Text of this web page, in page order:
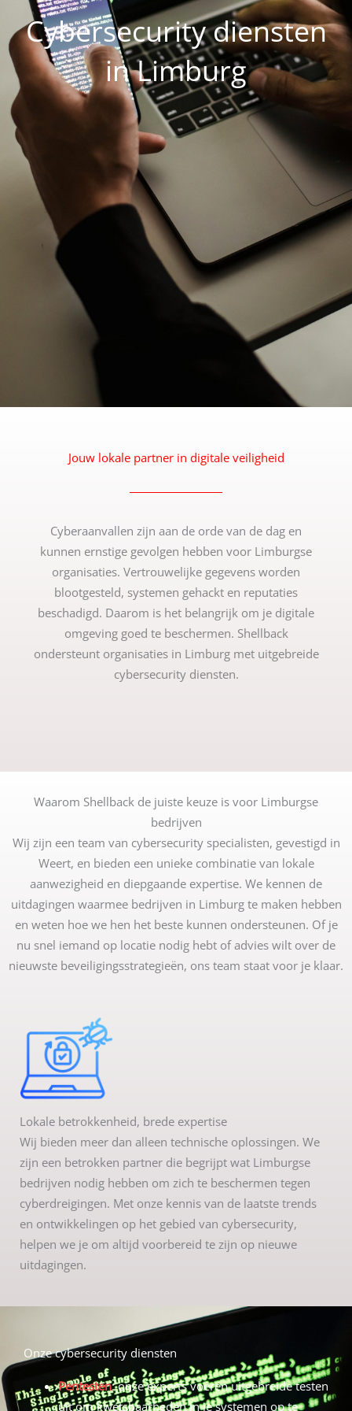
Cybersecurity diensten
in Limburg
Jouw lokale partner in digitale veiligheid
Cyberaanvallen zijn aan de orde van de dag en
kunnen ernstige gevolgen hebben voor Limburgse
organisaties. Vertrouwelijke gegevens worden
blootgesteld, systemen gehackt en reputaties
beschadigd. Daarom is het belangrijk om je digitale
omgeving goed te beschermen. Shellback
ondersteunt organisaties in Limburg met uitgebreide
cybersecurity diensten.
Waarom Shellback de juiste keuze is voor Limburgse
bedrijven
Wij zijn een team van cybersecurity specialisten, gevestigd in
Weert, en bieden een unieke combinatie van lokale
aanwezigheid en diepgaande expertise. We kennen de
uitdagingen waarmee bedrijven in Limburg te maken hebben
en weten hoe we hen het beste kunnen ondersteunen. Of je
nu snel iemand op locatie nodig hebt of advies wilt over de
nieuwste beveiligingsstrategieën, ons team staat voor je klaar.
Lokale betrokkenheid, brede expertise
Wij bieden meer dan alleen technische oplossingen. We
zijn een betrokken partner die begrijpt wat Limburgse
bedrijven nodig hebben om zich te beschermen tegen
cyberdreigingen. Met onze kennis van de laatste trends
en ontwikkelingen op het gebied van cybersecurity,
helpen we je om altijd voorbereid te zijn op nieuwe
uitdagingen.
Onze cybersecurity diensten
Pentesten: onze experts voeren uitgebreide testen
uit om kwetsbaarheden in je systemen op te